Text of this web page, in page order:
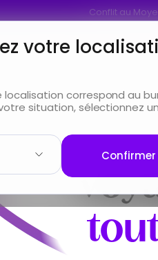
votre
correspond au
situation, sélectionnez
Conflit au
Infos & Services